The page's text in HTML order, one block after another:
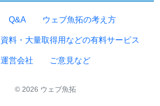
Q&A ウェブ魚拓の考え方
資料・大量取得用などの有料サービス
運営会社 ご意見など
© 2026 ウェブ魚拓